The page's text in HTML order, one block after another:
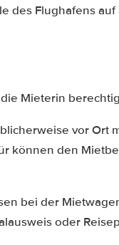
des Flughafens
Mieterin
vor Ort
können den
bei der
oder